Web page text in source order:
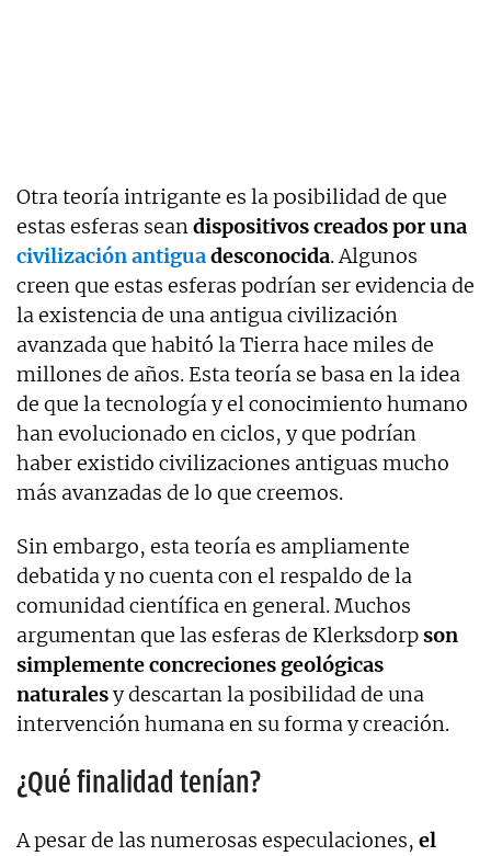
Otra teoría intrigante es la posibilidad de que
estas esferas seandispositivos creados por una
civilización antiguadesconocida. Algunos
creen que estas esferas podrían ser evidencia de
la existencia de una antigua civilización
avanzada que habitó la Tierra hace miles de
millones de años. Esta teoría se basa en la idea
de que la tecnología y el conocimiento humano
han evolucionado en ciclos, y que podrían
haber existido civilizaciones antiguas mucho
más avanzadas de lo que creemos.
Sin embargo, esta teoría es ampliamente
debatida y no cuenta con el respaldo de la
comunidad científica en general. Muchos
argumentan que las esferas de Klerksdorpson
simplemente concreciones geológicas
naturalesy descartan la posibilidad de una
intervención humana en su forma y creación.
¿Qué finalidad tenían?
A pesar de las numerosas especulaciones, el